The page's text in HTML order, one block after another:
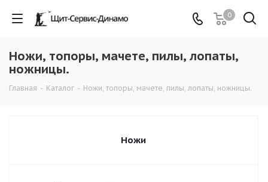
0
Ножи, топоры, мачете, пилы, лопаты,
ножницы.
Главная - Каталог - Ножи, топоры, мачете, пилы, лопаты, ножницы.
Ножи